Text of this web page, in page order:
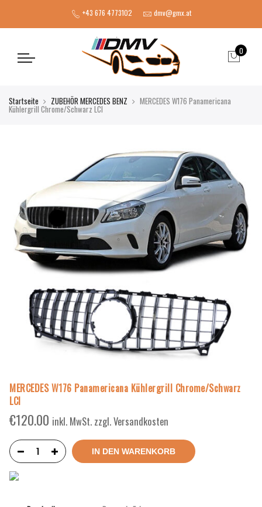
+43 676 4773102 dmv@gmx.at
0
Startseite ZUBEHÖR MERCEDES BENZ MERCEDES W176 Panamericana
Kühlergrill Chrome/Schwarz LCI
MERCEDES W176 Panamericana Kühlergrill Chrome/Schwarz
LCI
€120.00 inkl. MwSt. zzgl. Versandkosten
IN DEN WARENKORB